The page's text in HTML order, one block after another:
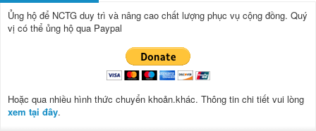
Ủng hộ để NCTG duy trì và nâng cao chất lượng phục vụ cộng đồng. Quý
vị có thể ủng hộ qua Paypal
Hoặc qua nhiều hình thức chuyển khoản.khác. Thông tin chi tiết vui lòng
xem tại đây.